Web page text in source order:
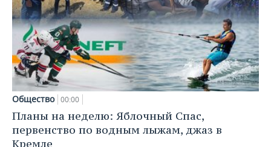
Общество 00:00
Планы на неделю: Яблочный Спас,
первенство по водным лыжам, джаз в
Кремле